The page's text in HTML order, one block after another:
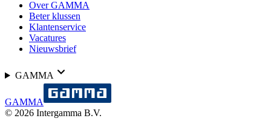
Over GAMMA
Beter klussen
Klantenservice
Vacatures
Nieuwsbrief
GAMMA
GAMMA
© 2026 Intergamma B.V.